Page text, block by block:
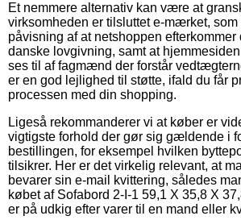
Et nemmere alternativ kan være at
virksomheden er tilsluttet e-mærket,
påvisning af at netshoppen
danske lovgivning, samt at
ses til af fagmænd der forstår
er en god lejlighed til støtte, ifald du får
processen med din shopping.
Ligeså rekommanderer vi at køber er
vigtigste forhold der gør sig gældende i
bestillingen, for eksempel hvilken
tilsikrer. Her er det virkelig relevant, at
bevarer sin e-mail kvittering, således
købet af Sofabord 2-I-1 59,1 X 35,8 X
er på udkig efter varer til en mand eller